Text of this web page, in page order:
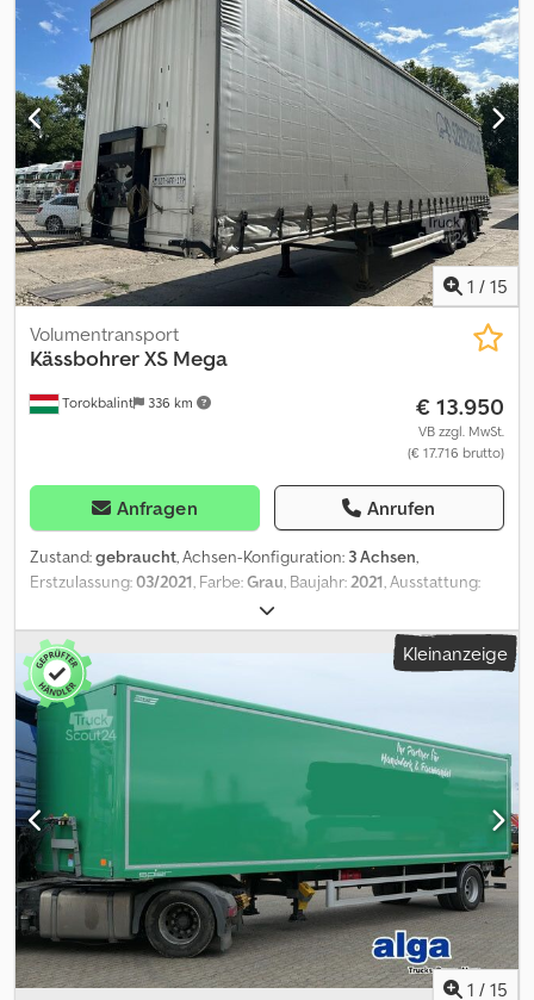
Werkzeugkasten, Schiffsösen, Verschleißanzeige-Kit für
Bremsbeläge, Plywood-Kofferaufbau mit isoliertem Dach, Rolltor
der Marke Fit, Ladungssicherungsleiste, hintere Einstiegsblech,
mehrschichtige Bodenplatte, seitlicher Anfahrschutzsockel,
Seitenwände aus Sperrholz mit Rahmen aus verzinktem Stahl,
hintere Anfahrschutzpuffer aus Stahl, auf Anfrage auch in
Ausführung mit Zwillingsachse erhältlich. Dkedpfx Ajg Dndcsnksr
1 / 15
Torokbalint 336 km
Volumentransport
KässbohrerXS Mega
€ 13.950
VB zzgl. MwSt.
(€ 17.716 brutto)
Anfragen Anrufen
Zustand:gebraucht, Achsen-Konfiguration: 3 Achsen,
Erstzulassung:03/2021, Farbe:Grau, Baujahr:2021, Ausstattung:
, = Weitere Optionen und Zubehör = - Luftfederung -
Scheibenbremsen - Werkzeugkasten = Anmerkungen =
Kassbohrer Mega 2021 03-2021 WKVDAF30300110022 435/50 R19,5
= Weitere Informationen = Leergewicht: 6.840 kg Zuladung:
29.160 kg Djdpozpvbaofx Ankekr zGG: 36.000 kg APK (Technische
Hauptuntersuchung): geprüft bis 01.2027
Kleinanzeige
1 / 15